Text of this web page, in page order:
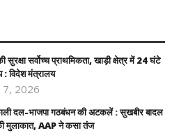
सुरक्षा सर्वोच्च प्राथमिकता, खाड़ी क्षेत्र में 24 घंटे
: विदेश मंत्रालय
7, 2026
दल-भाजपा गठबंधन की अटकलें : सुखबीर बादल
मुलाकात, AAP ने कसा तंज